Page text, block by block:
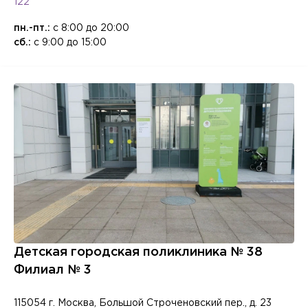
122
пн.-пт.: с 8:00 до 20:00
сб.: с 9:00 до 15:00
Детская городская поликлиника № 38
Филиал № 3
115054 г. Москва, Большой Строченовский пер., д. 23
Врач
Авилова Ирина Алексеевна
Акашева Вера Геннадьевна
Акбаева София Казбековна